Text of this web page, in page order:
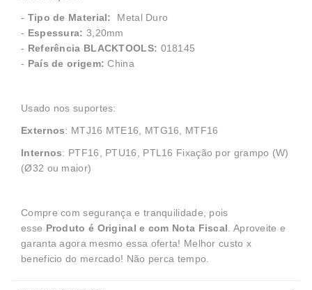
- Tipo de Material:
Metal Duro
- Espessura: 3,20mm
- Referência BLACKTOOLS: 018145
- País de origem: China
Usado nos suportes:
Externos: MTJ16 MTE16, MTG16, MTF16
Internos: PTF16, PTU16, PTL16 Fixação por grampo (W)
(Ø32 ou maior)
Compre com segurança e tranquilidade, pois
esse Produto é Original e com Nota Fiscal. Aproveite e
garanta agora mesmo essa oferta! Melhor custo x
beneficio do mercado! Não perca tempo.